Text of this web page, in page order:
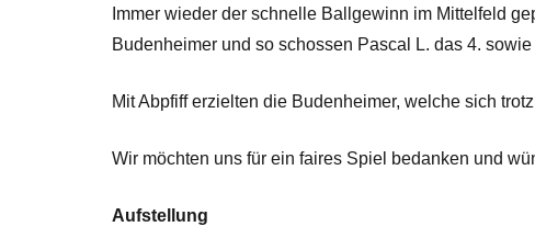
Immer wieder der schnelle Ballgewinn im Mittelfeld
Budenheimer und so schossen Pascal L. das 4.
Mit Abpfiff erzielten die Budenheimer, welche sich
Wir möchten uns für ein faires Spiel bedanken und
Aufstellung